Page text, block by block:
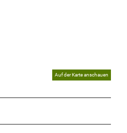
Auf der Karte anschauen